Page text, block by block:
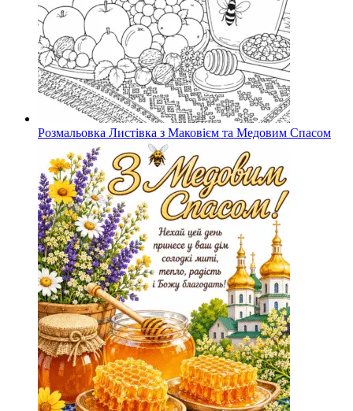
Розмальовка Листівка з Маковієм та Медовим Спасом